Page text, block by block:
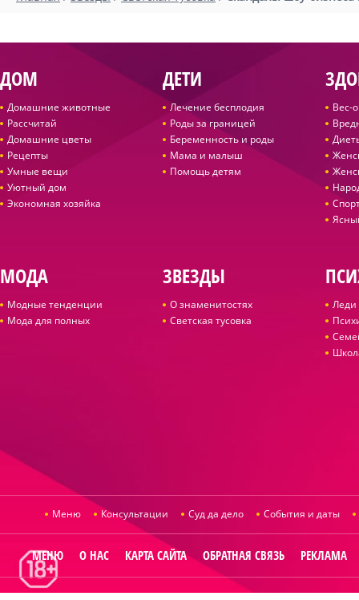
ДОМ
Домашние животные
Рассчитай
Домашние цветы
Рецепты
Умные вещи
Уютный дом
Экономная хозяйка
ДЕТИ
Лечение бесплодия
Роды за границей
Беременность и роды
Мама и малыш
Помощь детям
Вес-
МОДА
Модные тенденции
Мода для полных
ЗВЕЗДЫ
О знаменитостях
Светская тусовка
Леди
Меню Консультации Суд да дело События и даты
МЕНЮ О НАС КАРТА САЙТА ОБРАТНАЯ СВЯЗЬ РЕКЛАМА